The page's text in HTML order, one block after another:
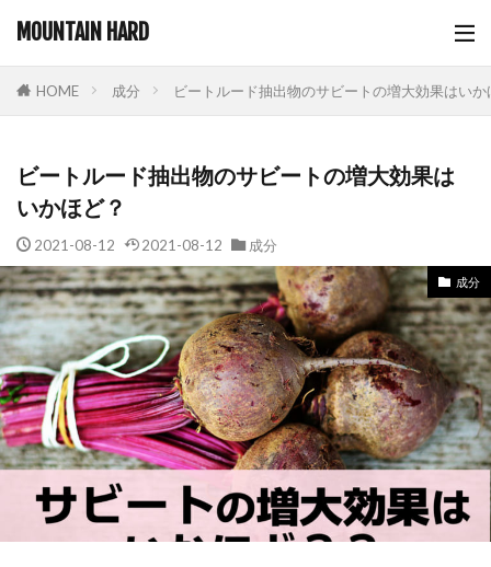
MOUNTAIN HARD
HOME 成分 ビートルード抽出物のサビートの増大効果はいか
ビートルード抽出物のサビートの増大効果は
いかほど？
2021-08-12 2021-08-12 成分
成分